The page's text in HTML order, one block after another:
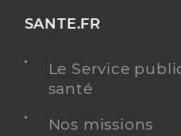
SANTE.FR
Le Service
santé
Nos missions